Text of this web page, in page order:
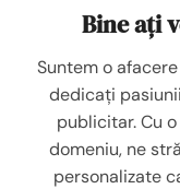
Bine ați
Suntem o
dedicați
publicitar. Cu
domeniu, ne
personalizate